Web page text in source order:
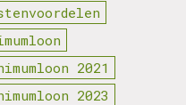
2021
2023